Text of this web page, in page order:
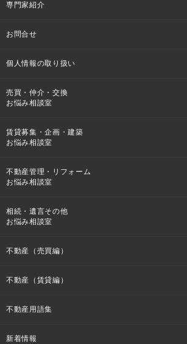
専門家紹介
お問合せ
個人情報の取り扱い
売買・仲介・交換
お悩み相談室
賃貸募集・企画・建築
お悩み相談室
不動産管理・リフォーム
お悩み相談室
相続・遺言その他
お悩み相談室
不動産（売買編）
不動産（賃貸編）
不動産用語集
新着情報